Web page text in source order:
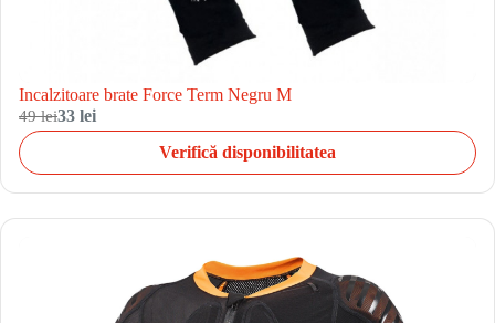
Incalzitoare brate Force Term Negru M
49 lei33 lei
Verifică disponibilitatea